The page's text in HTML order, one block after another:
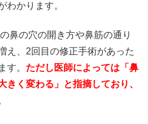
わかります。
鼻の穴の開き方や鼻筋の通り
え、2回目の修正手術があった
す。 ただし医師によっては「鼻
きく変わる」と指摘しており、